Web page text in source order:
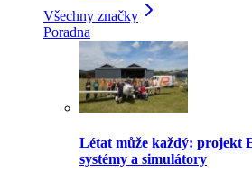
Všechny značky
Poradna
Létat může každý: projekt
systémy a simulátory